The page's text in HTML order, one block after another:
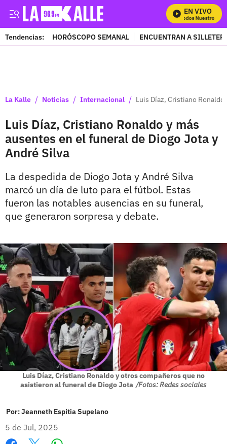
EN VIVO
Mira Todos Nuestros
Tendencias: HORÓSCOPO SEMANAL ENCUENTRAN A
La Kalle / Noticias / Internacional / Luis Díaz, Cristiano
Luis Díaz, Cristiano Ronaldo y más
ausentes en el funeral de Diogo Jota y
André Silva
La despedida de Diogo Jota y André Silva
marcó un día de luto para el fútbol. Estas
fueron las notables ausencias en su funeral,
que generaron sorpresa y debate.
Luis Díaz, Cristiano Ronaldo y otros compañeros que no
asistieron al funeral de Diogo Jota /Fotos: Redes sociales
Por:Jeanneth Espitia Supelano
5 de Jul, 2025